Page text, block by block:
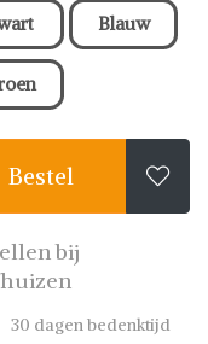
Blauw
Bestel 
bij
30 dagen bedenktijd